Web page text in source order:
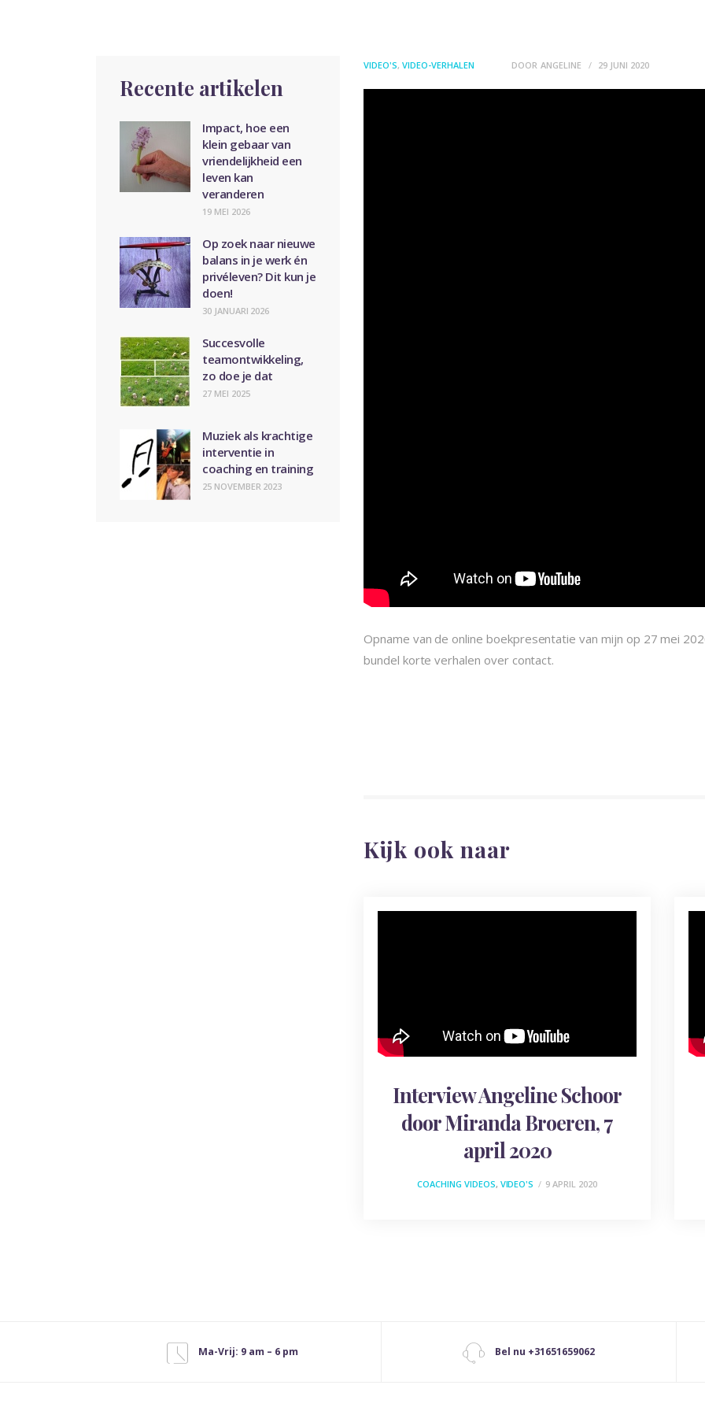
VIDEO'S, VIDEO-VERHALEN DOOR ANGELINE 29 JUNI 2020
Opname van de online boekpresentatie van mijn op 27 mei
bundel korte verhalen over contact.
Kijk ook naar
Interview Angeline Schoor
door Miranda Broeren, 7
april 2020
COACHING VIDEOS, VIDEO'S 9 APRIL 2020
Recente artikelen
Impact, hoe een
klein gebaar van
vriendelijkheid een
leven kan
veranderen
19 MEI 2026
Op zoek naar nieuwe
balans in je werk én
privéleven? Dit kun je
doen!
30 JANUARI 2026
Succesvolle
teamontwikkeling,
zo doe je dat
27 MEI 2025
Muziek als krachtige
interventie in
coaching en training
25 NOVEMBER 2023
Ma-Vrij: 9 am – 6 pm Bel nu +31651659062